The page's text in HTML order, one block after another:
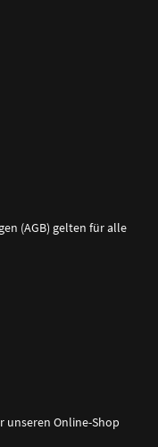
(AGB) gelten für alle
unseren Online-Shop